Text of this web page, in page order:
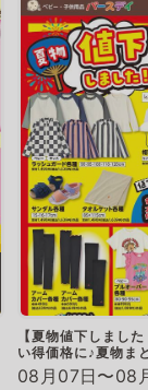
【夏物値下しまし
い得価格に♪夏物ま
08月07日〜08